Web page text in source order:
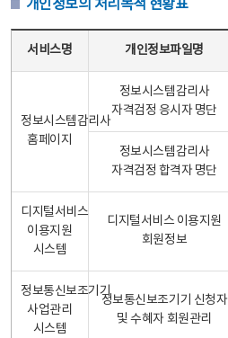
개인정보의 처리목적 현황표
서비스명 개인정보파일명
정보시스템감리사
홈페이지
정보시스템감리사
자격검정 응시자 명단
정보시스템감리사
자격검정 합격자 명단
디지털서비스
이용지원
시스템
디지털서비스 이용지원
회원정보
정보통신보조기기
사업관리
시스템
정보통신보조기기 신청자
및 수혜자 회원관리